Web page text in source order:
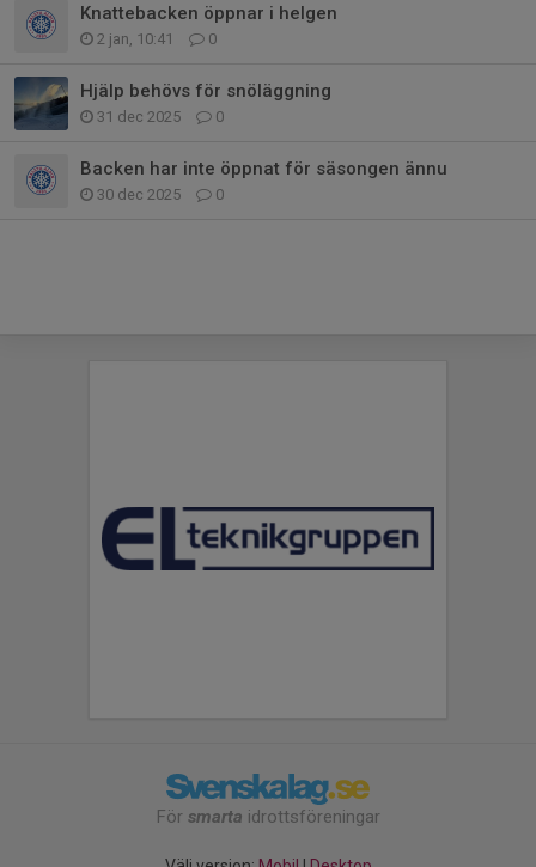
Knattebacken öppnar i helgen
2 jan, 10:41 0
Hjälp behövs för snöläggning
31 dec 2025 0
Backen har inte öppnat för säsongen ännu
30 dec 2025 0
För smarta idrottsföreningar